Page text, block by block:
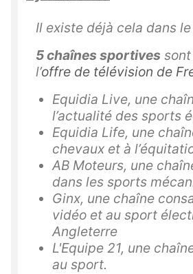
Il existe déjà cela dans
5 chaînes sportives
l’offre de télévision de
Equidia Live, une
l’actualité des sports
Equidia Life, une
chevaux et à
AB Moteurs, une
dans les sports
Ginx, une chaîne
vidéo et au sport
Angleterre
L'Equipe 21, une
au sport.